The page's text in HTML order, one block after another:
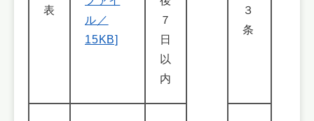
表
ル／
15KB]
７
日
以
内
３
条